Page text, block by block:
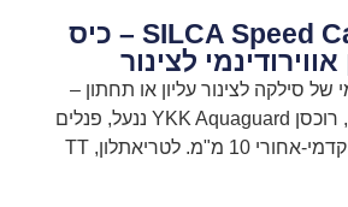
SILCA Speed Capsule TT – כיס
לצינור
של סילקה לצינור עליון או תחתון –
מבנה PE חצי-קשיח, רוכסן YKK Aquaguard ננעל, פנלים
3M מחזירי אור. כיוון קדמי-אחורי 10 מ"מ. לטריאתלון, TT